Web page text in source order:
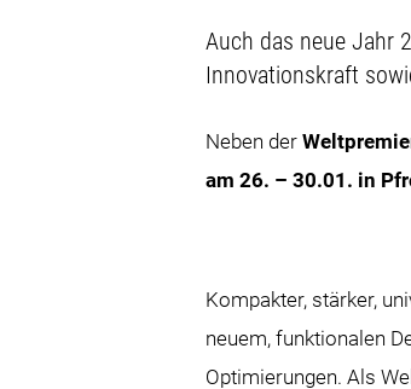
Auch das neue Jahr
Innovationskraft
Neben der
am 26. – 30.01. in
Kompakter, stärker,
neuem, funktionalen
Optimierungen. Als